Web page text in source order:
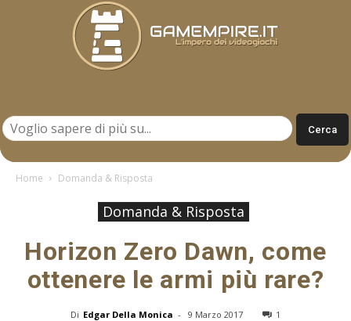
Home Domanda & Risposta
Domanda & Risposta
Horizon Zero Dawn, come
ottenere le armi più rare?
Di Edgar Della Monica - 9 Marzo 2017 1